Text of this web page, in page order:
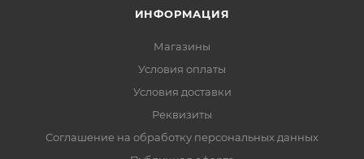
ИНФОРМАЦИЯ
Магазины
Условия оплаты
Условия доставки
Реквизиты
Соглашение на обработку персональных данных